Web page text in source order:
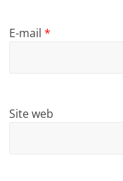
E-mail*
Site web